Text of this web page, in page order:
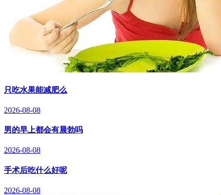
只吃水果能减肥么
2026-08-08
男的早上都会有晨勃吗
2026-08-08
手术后吃什么好呢
2026-08-08